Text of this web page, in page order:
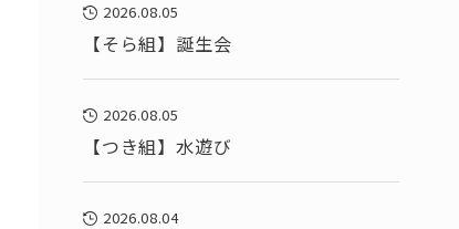
2026.08.05
【そら組】誕生会
2026.08.05
【つき組】水遊び
2026.08.04